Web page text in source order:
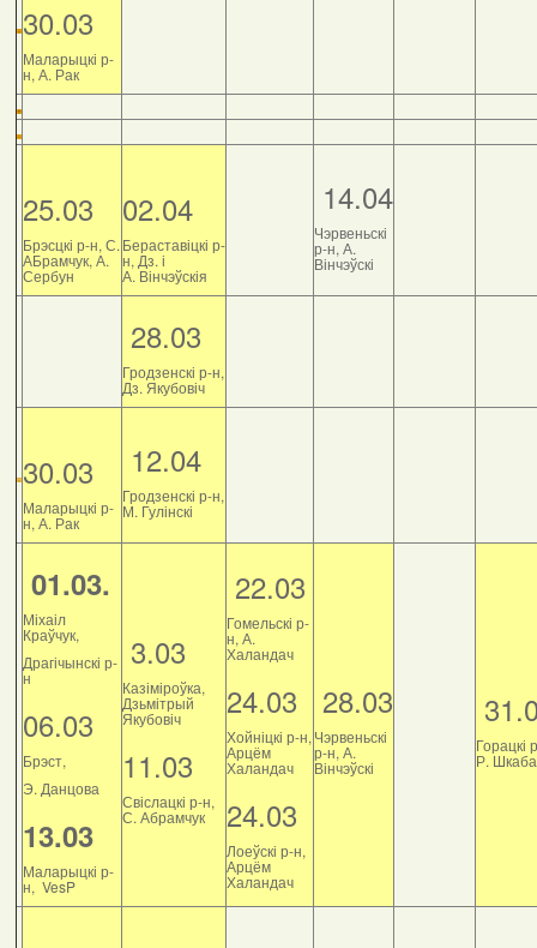
30.03
Маларыцкі р-
н, А. Рак
25.03
Брэсцкі р-н, С.
АБрамчук, А.
Сербун
02.04
Бераставіцкі р-
н, Дз. і
А. Вінчэўскія
14.04
Чэрвеньскі
р-н, А.
Вінчэўскі
28.03
Гродзенскі р-н,
Дз. Якубовіч
30.03
Маларыцкі р-
н, А. Рак
12.04
Гродзенскі р-н,
М. Гулінскі
01.03.
Міхаіл
Краўчук,
Драгічынскі р-
н
06.03
Брэст,
Э. Данцова
13.03
Маларыцкі р-
н, VesP
3.03
Казіміроўка,
Дзьмітрый
Якубовіч
11.03
Свіслацкі р-н,
С. Абрамчук
22.03
Гомельскі р-
н, А.
Халандач
24.03
Хойніцкі р-н,
Арцём
Халандач
24.03
Лоеўскі р-н,
Арцём
Халандач
28.03
Чэрвеньскі
р-н, А.
Вінчэўскі
Горацкі
Р.